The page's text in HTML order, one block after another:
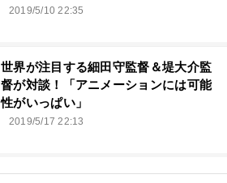
2019/5/10 22:35
世界が注目する細田守監督＆堤大介監
督が対談！「アニメーションには可能
性がいっぱい」
2019/5/17 22:13